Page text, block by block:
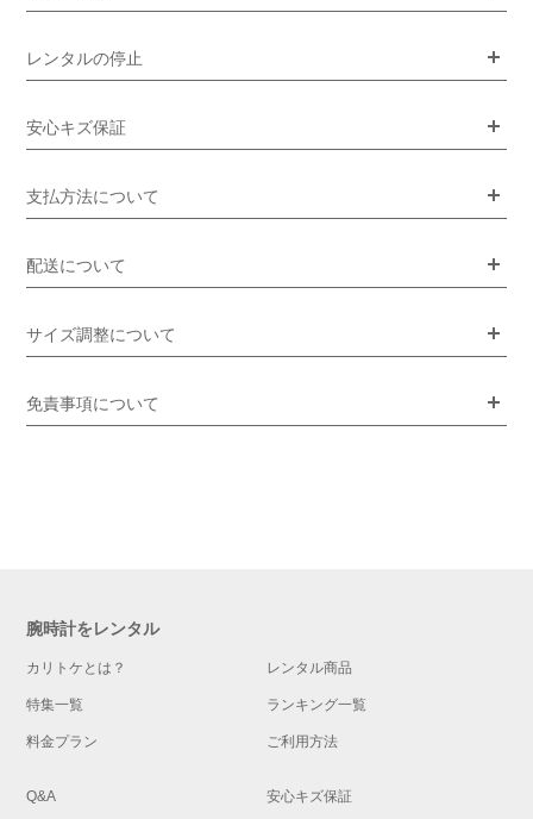
レンタルの停止
安心キズ保証
支払方法について
配送について
サイズ調整について
免責事項について
腕時計をレンタル
カリトケとは？ レンタル商品
特集一覧 ランキング一覧
料金プラン ご利用方法
Q&A 安心キズ保証